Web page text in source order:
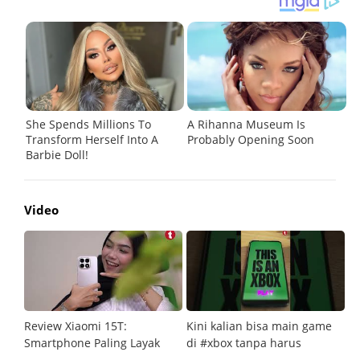
Video
Review Xiaomi 15T:
Smartphone Paling Layak
Kini kalian bisa main game
di #xbox tanpa harus